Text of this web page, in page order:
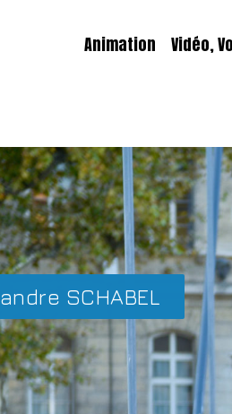
Animation Vidéo,
SCHABEL